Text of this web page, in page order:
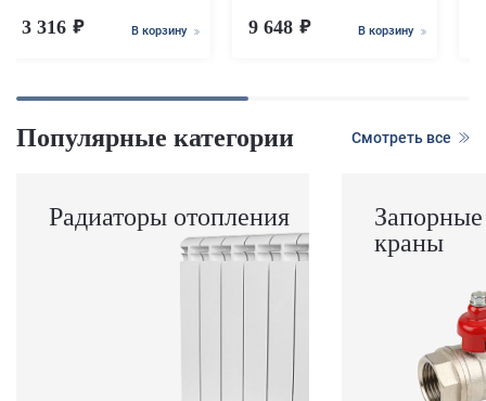
3 316 В корзину 9 648 В корзину
Популярные категории Смотреть все
Радиаторы отопления
краны